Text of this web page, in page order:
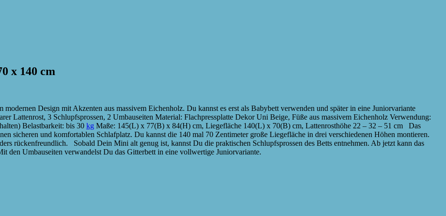
x 140 cm
Design mit Akzenten aus massivem Eichenholz. Du kannst es erst als Babybett verwenden und später in eine Juniorvariante
Lattenrost, 3 Schlupfsprossen, 2 Umbauseiten Material: Flachpressplatte Dekor Uni Beige, Füße aus massivem Eichenholz Verwendung:
Belastbarkeit: bis 30 kg Maße: 145(L) x 77(B) x 84(H) cm, Liegefläche 140(L) x 70(B) cm, Lattenrosthöhe 22 – 32 – 51 cm Das
sicheren und komfortablen Schlafplatz. Du kannst die 140 mal 70 Zentimeter große Liegefläche in drei verschiedenen Höhen montieren.
rückenfreundlich. Sobald Dein Mini alt genug ist, kannst Du die praktischen Schlupfsprossen des Betts entnehmen. Ab jetzt kann das
den Umbauseiten verwandelst Du das Gitterbett in eine vollwertige Juniorvariante.